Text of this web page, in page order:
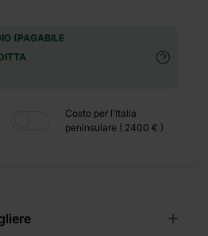
(PAGABILE
Costo per l'Italia
peninsulare ( 2400 € )